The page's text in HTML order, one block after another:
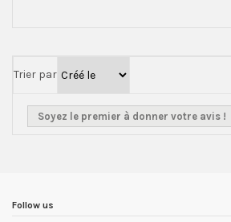
Trier par
Soyez le premier à donner votre avis !
Follow us